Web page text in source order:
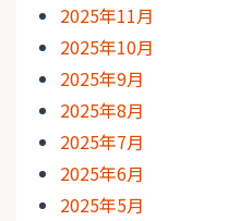
2025年11月
2025年10月
2025年9月
2025年8月
2025年7月
2025年6月
2025年5月